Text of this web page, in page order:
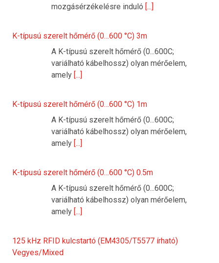
mozgásérzékelésre induló [...]
K-típusú szerelt hőmérő (0…600 °C) 3m
A K-típusú szerelt hőmérő (0...600C;
variálható kábelhossz) olyan mérőelem,
amely [...]
K-típusú szerelt hőmérő (0…600 °C) 1m
A K-típusú szerelt hőmérő (0...600C;
variálható kábelhossz) olyan mérőelem,
amely [...]
K-típusú szerelt hőmérő (0…600 °C) 0.5m
A K-típusú szerelt hőmérő (0...600C;
variálható kábelhossz) olyan mérőelem,
amely [...]
125 kHz RFID kulcstartó (EM4305/T5577 írható)
Vegyes/Mixed